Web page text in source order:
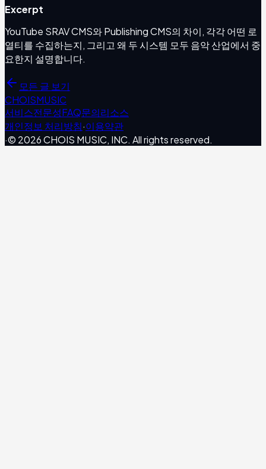
Excerpt
YouTube SRAV CMS와 Publishing CMS의 차이, 각각 어떤 로
열티를 수집하는지, 그리고 왜 두 시스템 모두 음악 산업에서 중
요한지 설명합니다.
모든 글 보기
CHOISMUSIC
서비스전문성FAQ문의리소스
개인정보 처리방침·이용약관
·© 2026 CHOIS MUSIC, INC. All rights reserved.